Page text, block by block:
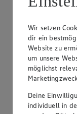
Wir setzen
dir ein
Website zu
um unsere
möglichst
Deine
individuell in